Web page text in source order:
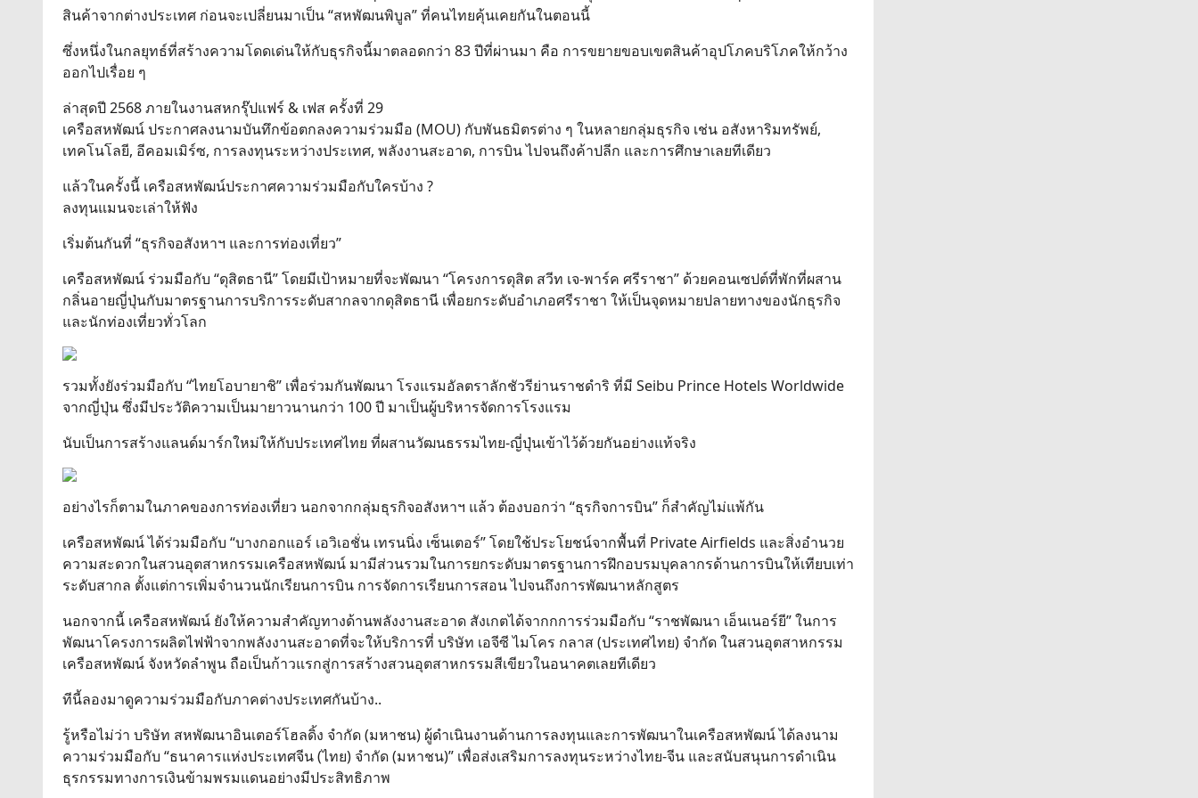
สินค้าจากต่างประเทศ ก่อนจะเปลี่ยนมาเป็น “สหพัฒนพิบูล” ที่คนไทยคุ้นเคยกันในตอนนี้
ซึ่งหนึ่งในกลยุทธ์ที่สร้างความโดดเด่นให้กับธุรกิจนี้มาตลอดกว่า 83 ปีที่ผ่านมา คือ การขยายขอบเขตสินค้าอุปโภคบริโภคให้กว้าง
ออกไปเรื่อย ๆ
ล่าสุดปี 2568 ภายในงานสหกรุ๊ปแฟร์ & เฟส ครั้งที่ 29
เครือสหพัฒน์ ประกาศลงนามบันทึกข้อตกลงความร่วมมือ (MOU) กับพันธมิตรต่าง ๆ ในหลายกลุ่มธุรกิจ เช่น อสังหาริมทรัพย์,
เทคโนโลยี, อีคอมเมิร์ซ, การลงทุนระหว่างประเทศ, พลังงานสะอาด, การบิน ไปจนถึงค้าปลีก และการศึกษาเลยทีเดียว
แล้วในครั้งนี้ เครือสหพัฒน์ประกาศความร่วมมือกับใครบ้าง ?
ลงทุนแมนจะเล่าให้ฟัง
เริ่มต้นกันที่ “ธุรกิจอสังหาฯ และการท่องเที่ยว”
เครือสหพัฒน์ ร่วมมือกับ “ดุสิตธานี” โดยมีเป้าหมายที่จะพัฒนา “โครงการดุสิต สวีท เจ-พาร์ค ศรีราชา” ด้วยคอนเซปต์ที่พักที่ผสาน
กลิ่นอายญี่ปุ่นกับมาตรฐานการบริการระดับสากลจากดุสิตธานี เพื่อยกระดับอำเภอศรีราชา ให้เป็นจุดหมายปลายทางของนักธุรกิจ
และนักท่องเที่ยวทั่วโลก
รวมทั้งยังร่วมมือกับ “ไทยโอบายาชิ” เพื่อร่วมกันพัฒนา โรงแรมอัลตราลักชัวรีย่านราชดำริ ที่มี Seibu Prince Hotels Worldwide
จากญี่ปุ่น ซึ่งมีประวัติความเป็นมายาวนานกว่า 100 ปี มาเป็นผู้บริหารจัดการโรงแรม
นับเป็นการสร้างแลนด์มาร์กใหม่ให้กับประเทศไทย ที่ผสานวัฒนธรรมไทย-ญี่ปุ่นเข้าไว้ด้วยกันอย่างแท้จริง
อย่างไรก็ตามในภาคของการท่องเที่ยว นอกจากกลุ่มธุรกิจอสังหาฯ แล้ว ต้องบอกว่า “ธุรกิจการบิน” ก็สำคัญไม่แพ้กัน
เครือสหพัฒน์ ได้ร่วมมือกับ “บางกอกแอร์ เอวิเอชั่น เทรนนิ่ง เซ็นเตอร์” โดยใช้ประโยชน์จากพื้นที่ Private Airfields และสิ่งอำนวย
ความสะดวกในสวนอุตสาหกรรมเครือสหพัฒน์ มามีส่วนรวมในการยกระดับมาตรฐานการฝึกอบรมบุคลากรด้านการบินให้เทียบเท่า
ระดับสากล ตั้งแต่การเพิ่มจำนวนนักเรียนการบิน การจัดการเรียนการสอน ไปจนถึงการพัฒนาหลักสูตร
นอกจากนี้ เครือสหพัฒน์ ยังให้ความสำคัญทางด้านพลังงานสะอาด สังเกตได้จากกการร่วมมือกับ “ราชพัฒนา เอ็นเนอร์ยี” ในการ
พัฒนาโครงการผลิตไฟฟ้าจากพลังงานสะอาดที่จะให้บริการที่ บริษัท เอจีซี ไมโคร กลาส (ประเทศไทย) จำกัด ในสวนอุตสาหกรรม
เครือสหพัฒน์ จังหวัดลำพูน ถือเป็นก้าวแรกสู่การสร้างสวนอุตสาหกรรมสีเขียวในอนาคตเลยทีเดียว
ทีนี้ลองมาดูความร่วมมือกับภาคต่างประเทศกันบ้าง..
รู้หรือไม่ว่า บริษัท สหพัฒนาอินเตอร์โฮลดิ้ง จำกัด (มหาชน) ผู้ดำเนินงานด้านการลงทุนและการพัฒนาในเครือสหพัฒน์ ได้ลงนาม
ความร่วมมือกับ “ธนาคารแห่งประเทศจีน (ไทย) จำกัด (มหาชน)” เพื่อส่งเสริมการลงทุนระหว่างไทย-จีน และสนับสนุนการดำเนิน
ธุรกรรมทางการเงินข้ามพรมแดนอย่างมีประสิทธิภาพ